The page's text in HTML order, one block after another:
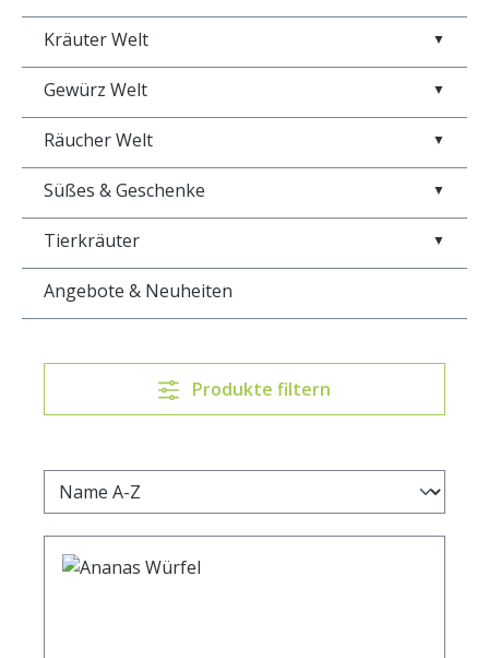
Kräuter Welt ▼
Gewürz Welt ▼
Räucher Welt ▼
Süßes & Geschenke ▼
Tierkräuter ▼
Angebote & Neuheiten
Produkte filtern